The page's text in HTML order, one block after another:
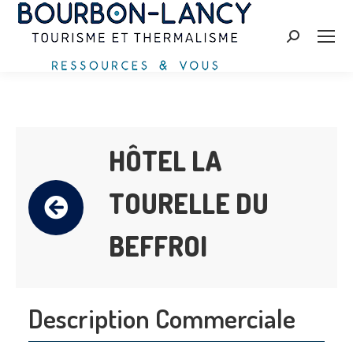
Search:
HÔTEL LA
TOURELLE DU
BEFFROI
Description Commerciale